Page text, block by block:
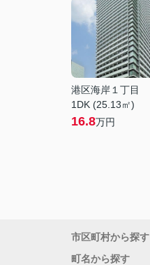
港区海岸１丁目
1DK (25.13㎡)
16.8万円
市区町村から探す
町名から探す